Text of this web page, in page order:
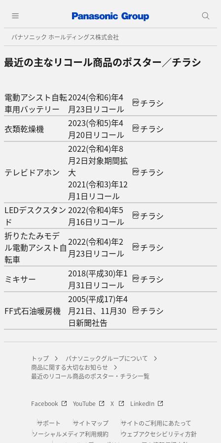
パナソニック ホールディングス株式会社
最近の主なリコール商品のポスター／チラシ
電動アシスト自転
車用バッテリー
2024(令和6)年4
月23日リコール
チラシ
衣類乾燥機
2023(令和5)年4
月20日リコール
チラシ
テレビドアホン
2022(令和4)年8
月2日対象期間拡
大
2021(令和3)年12
月1日リコール
チラシ
LEDデスクスタン
ド
2022(令和4)年5
月16日リコール
チラシ
折りたたみモデ
ル電動アシスト自
転車
2022(令和4)年2
月23日リコール
チラシ
ミキサー
2018(平成30)年1
月31日リコール
チラシ
FF式石油暖房機
2005(平成17)年4
月21日、11月30
日新聞社告
チラシ
トップ
パナソニックグループについて
商品に関する大切なお知らせ
最近のリコール商品のポスター・チラシ一覧
Facebook YouTube X LinkedIn
サポート サイトマップ
サイトのご利用にあたって
ソーシャルメディア利用規約
ウェブアクセシビリティ方針